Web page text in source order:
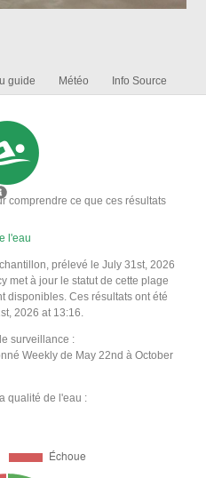
guide Météo Info Source
comprendre ce que ces résultats
l'eau
prélevé le July 31st, 2026
met à jour le statut de cette plage
disponibles. Ces résultats ont été
2026 at 13:16.
surveillance :
Weekly de May 22nd à October
qualité de l'eau :